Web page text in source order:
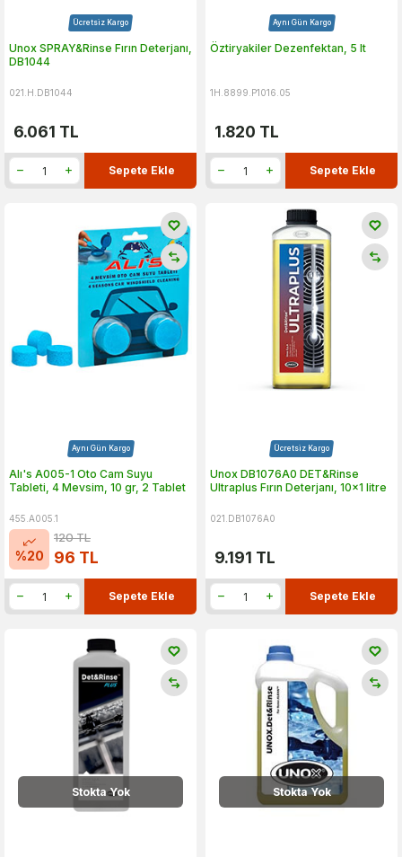
Ücretsiz Kargo
Unox SPRAY&Rinse Fırın Deterjanı,
DB1044
021.H.DB1044
6.061 TL
Sepete Ekle
Aynı Gün Kargo
Öztiryakiler Dezenfektan, 5 lt
1H.8899.P1016.05
1.820 TL
Sepete Ekle
Aynı Gün Kargo
Alı's A005-1 Oto Cam Suyu
Tableti, 4 Mevsim, 10 gr, 2 Tablet
455.A005.1
%20
120TL
96 TL
Sepete Ekle
Ücretsiz Kargo
Unox DB1076A0 DET&Rinse
Ultraplus Fırın Deterjanı, 10x1 litre
021.DB1076A0
9.191 TL
Sepete Ekle
Stokta Yok Stokta Yok